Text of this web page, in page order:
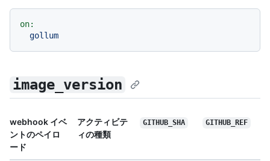
on:
gollum
image_version
webhook イベ
ントのペイロ
ード
アクティビテ
ィの種類
GITHUB_SHA GITHUB_REF